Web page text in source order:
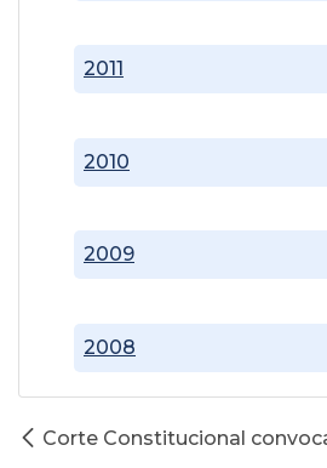
2008
2009
2010
2011
Corte Constitucional